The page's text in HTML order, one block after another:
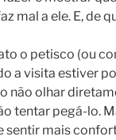
mal a ele. E, de
o petisco (ou
a visita estiver
não olhar
tentar pegá-lo.
sentir mais